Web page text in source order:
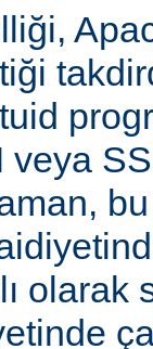
veya
olarak